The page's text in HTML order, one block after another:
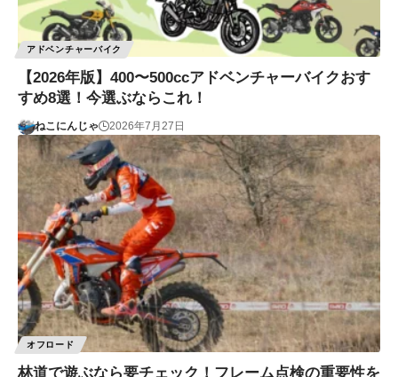
アドベンチャーバイク
【2026年版】400〜500ccアドベンチャーバイクおす
すめ8選！今選ぶならこれ！
ねこにんじゃ 2026年7月27日
オフロード
林道で遊ぶなら要チェック！フレーム点検の重要性を